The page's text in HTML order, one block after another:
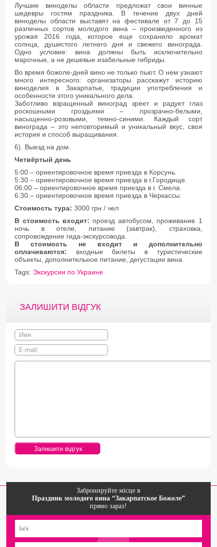
Лучшие виноделы области предложат свои винные
шедевры гостям праздника. В течение двух дней
виноделы области выставят на фестивале от 7 до 15
различных сортов молодого вина – произведенного из
урожая 2016 года, которое еще сохранило аромат
солнца, душистого летнего дня и свежего винограда.
Одно условие: вина должны быть исключительно
марочные, а не дешевые изабельные гибриды.
Во время божоле-дней вино не только пьют. О нем узнают
много интересного: организаторы расскажут историю
виноделия в Закарпатье, традиции употребления и
особенности этого уникального дела.
Заботливо взращенный виноград зреет и радует глаз
роскошными гроздьями – прозрачно-белыми,
насыщенно-розовыми, темно-синими. Каждый сорт
винограда – это неповторимый и уникальный вкус, своя
история и способ выращивания.
6). Выезд на дом.
Четвёртый день
5:00 – ориентировочное время приезда в Корсунь.
5:30 – ориентировочное время приезда в г.Городище.
06:00 – ориентировочное время приезда в г. Смела.
6:30 – ориентировочное время приезда в Черкассы.
Стоимость тура: 3000 грн / чел
В стоимость входит: проезд автобусом, проживание 1
ночь в отеле, питание (завтрак), страховка,
сопровождение гида-экскурсовода.
В стоимость не входит и дополнительно
оплачиваются: входные билеты в туристические
объекты, дополнительное питание, дегустации вина.
Tags: Экскурсии по Украине
ЗАЛИШИТИ ВІДГУК
Забронируйте місце в
Праздник молодого вина “Закарпатское Божоле”
прямо зараз!